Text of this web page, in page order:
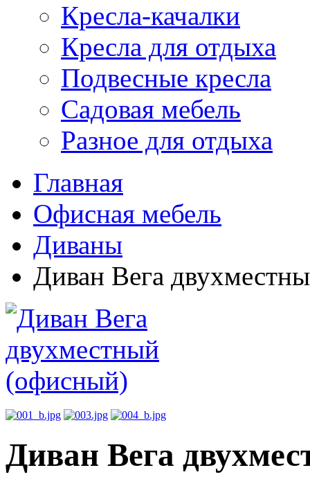
Кресла-качалки
Кресла для отдыха
Подвесные кресла
Садовая мебель
Разное для отдыха
Главная
Офисная мебель
Диваны
Диван Вега
Диван Вега